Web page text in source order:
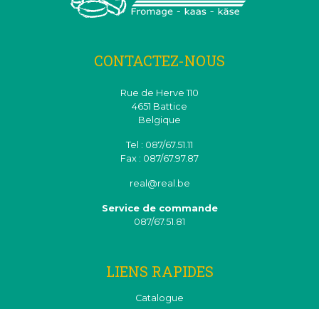
CONTACTEZ-NOUS
Rue de Herve 110
4651 Battice
Belgique
Tel : 087/67.51.11
Fax : 087/67.97.87
real@real.be
Service de commande
087/67.51.81
LIENS RAPIDES
Catalogue